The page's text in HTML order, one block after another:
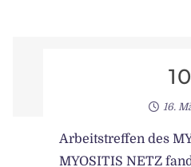
16.
Arbeitstreffen des
MYOSITIS NETZ